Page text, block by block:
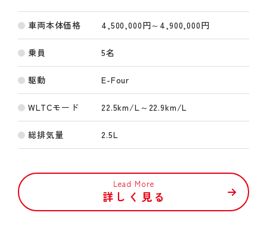
車両本体価格 4,500,000円～4,900,000円
乗員 5名
駆動 E-Four
WLTCモード 22.5km/L～22.9km/L
総排気量 2.5L
Lead More
詳しく見る